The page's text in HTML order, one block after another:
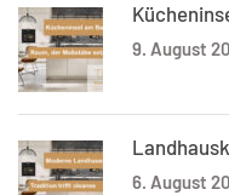
9. August
6. August